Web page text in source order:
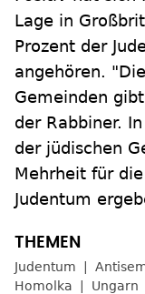
Lage in
Prozent der
angehören.
Gemeinden
der Rabbiner.
der jüdischen
Mehrheit für
Judentum
Judentum
Homolka
Ungarn